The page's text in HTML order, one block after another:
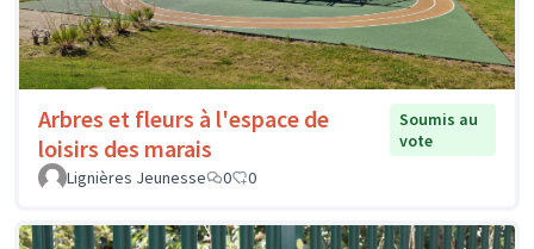
Arbres et fleurs à l'espace de
loisirs des marais
Soumis au
vote
Lignières Jeunesse
0 0